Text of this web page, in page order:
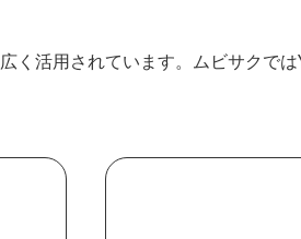
活用されています。ムビサクで